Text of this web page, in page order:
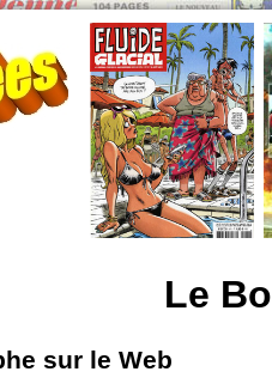
Le
sur le Web